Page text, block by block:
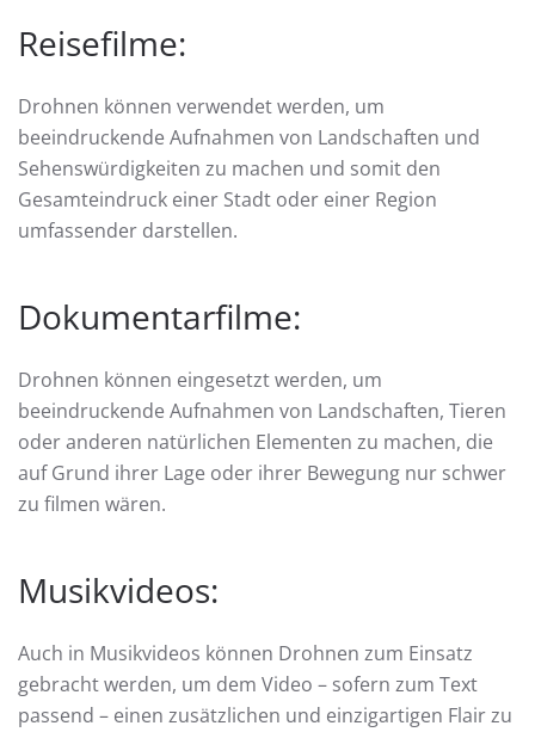
Reisefilme:
Drohnen können verwendet werden, um
beeindruckende Aufnahmen von Landschaften und
Sehenswürdigkeiten zu machen und somit den
Gesamteindruck einer Stadt oder einer Region
umfassender darstellen.
Dokumentarfilme:
Drohnen können eingesetzt werden, um
beeindruckende Aufnahmen von Landschaften, Tieren
oder anderen natürlichen Elementen zu machen, die
auf Grund ihrer Lage oder ihrer Bewegung nur schwer
zu filmen wären.
Musikvideos:
Auch in Musikvideos können Drohnen zum Einsatz
gebracht werden, um dem Video – sofern zum Text
passend – einen zusätzlichen und einzigartigen Flair zu